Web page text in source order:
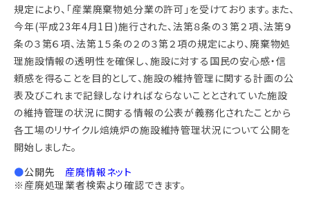
規定により、「産業廃棄物処分業の許可」を受けております。また、
今年(平成23年4月1日)施行された、法第８条の３第２項、法第９
条の３第６項、法第１５条の２の３第２項の規定により、廃棄物処
理施設情報の透明性を確保し、施設に対する国民の安心感・信
頼感を得ることを目的として、施設の維持管理に関する計画の公
表及びこれまで記録しなければならないこととされていた施設
の維持管理の状況に関する情報の公表が義務化されたことから
各工場のリサイクル焙焼炉の施設維持管理状況について公開を
開始しました。
●公開先 産廃情報ネット
※産廃処理業者検索より確認できます。